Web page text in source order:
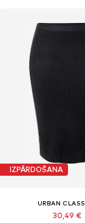
IZPĀRDOŠANA
URBAN
30,49 €